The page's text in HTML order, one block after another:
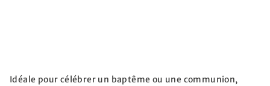
Idéale pour célébrer un baptême ou une communion,